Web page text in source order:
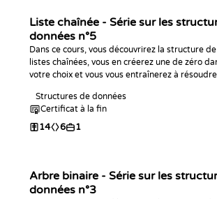
Liste chaînée - Série sur les
données n°5
Dans ce cours, vous découvrirez la structure
listes chaînées, vous en créerez une de zéro
votre choix et vous vous entraînerez à
Structures de données
Certificat à la fin
14 6 1
Arbre binaire - Série sur les
données n°3